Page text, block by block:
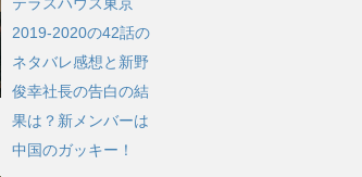
2019-2020の42話の
ネタバレ感想と新野
俊幸社長の告白の結
果は？新メンバーは
中国のガッキー！